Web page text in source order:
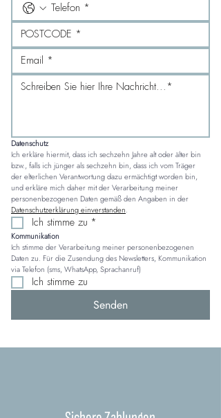
Datenschutz
Ich erkläre hiermit, dass ich sechzehn Jahre alt oder älter bin
bzw., falls ich jünger als sechzehn bin, dass ich vom Träger
der elterlichen Verantwortung dazu ermächtigt worden bin,
und erkläre mich daher mit der Verarbeitung meiner
Datenschutzerklärung einverstanden.
Ich stimme zu *
Kommunikation
Ich stimme der Verarbeitung meiner personenbezogenen
Daten zu. Für die Zusendung des Newsletters, Kommunikation
via Telefon (sms, WhatsApp, Sprachanruf)
Ich stimme zu
Senden